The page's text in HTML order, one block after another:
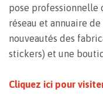
pose professionnelle
réseau et annuaire
nouveautés des
stickers) et une
Cliquez ici pour